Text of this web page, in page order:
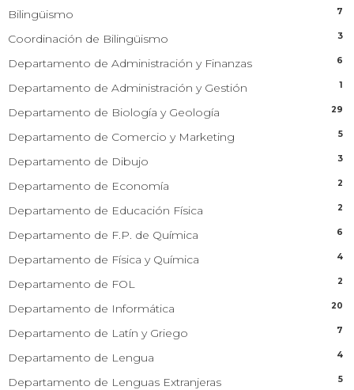
Bilingüismo 7
Coordinación de Bilingüismo 3
Departamento de Administración y Finanzas 6
Departamento de Administración y Gestión 1
Departamento de Biología y Geología 29
Departamento de Comercio y Marketing 5
Departamento de Dibujo 3
Departamento de Economía 2
Departamento de Educación Física 2
Departamento de F.P. de Química 6
Departamento de Física y Química 4
Departamento de FOL 2
Departamento de Informática 20
Departamento de Latín y Griego 7
Departamento de Lengua 4
Departamento de Lenguas Extranjeras 5